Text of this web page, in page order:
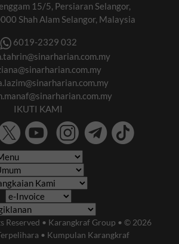
15/5, Persiaran Selangor,
Shah Alam Selangor, Malaysia
6019-2329 032
IKUTI KAMI
Reserved • Karangkraf Group • © 2026
• Kumpulan Karangkraf